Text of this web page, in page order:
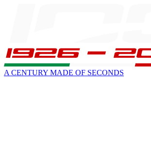
A CENTURY MADE OF SECONDS